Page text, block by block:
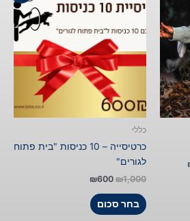
כללי
כרטיסייה – 10 כניסות "בית פתוח
לגורים"
₪1,000
היה:
₪600
הוא:
בחר סכום
זה
מספר
סוגים.
ניתן
לבחור
המוצר